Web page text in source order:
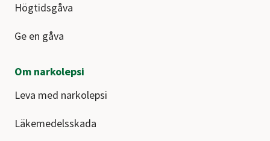
Högtidsgåva
Ge en gåva
Om narkolepsi
Leva med narkolepsi
Läkemedelsskada